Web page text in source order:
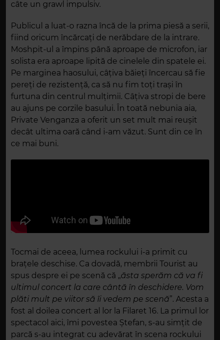
câte un grawl impulsiv.
Publicul a luat-o razna încă de la prima piesă a serii,
fiind oricum încărcați de nerăbdare de la intrare.
Moshpit-ul a împins până aproape de microfon, iar
solista era aproape lipită de cinelele din spatele ei.
Pe marginea haosului, câțiva băieți încercau să fie
pereți de rezistență, ca să nu fim toți trași în
furtuna din centrul mulțimii. Câțiva stropi de bere
au ajuns pe corzile basului. În toată nebunia aia,
Private Venganza a oferit un set mult mai reușit
decât ultima oară când i-am văzut. Sunt din ce în
ce mai buni.
Tocmai de aceea, lumea rockului i-a primit cu
brațele deschise. Ca dovadă, membrii Tourist au
spus despre ei pe scenă că „ăsta sperăm că va fi
ultimul concert la care cântă în deschidere. Vom
plăti mult pe viitor să îi vedem pe scenă”. Acesta a
fost al doilea concert al lor la Filaret 16. La primul lor
spectacol aici, îmi povestea Ștefan, s-au simțit de
parcă s-au integrat cu adevărat în scena rockului